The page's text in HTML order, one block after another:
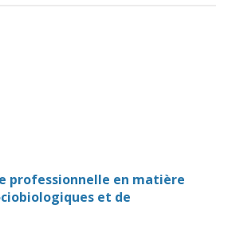
professionnelle en matière
et de